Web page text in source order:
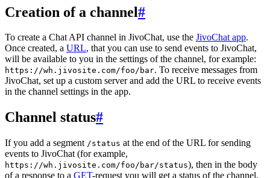
Creation of a channel#
To create a Chat API channel in JivoChat, use the JivoChat app.
Once created, a URL, that you can use to send events to JivoChat,
will be available to you in the settings of the channel, for example:
https://wh.jivosite.com/foo/bar. To receive messages from
JivoChat, set up a custom server and add the URL to receive events
in the channel settings in the app.
Channel status#
If you add a segment /status at the end of the URL for sending
events to JivoChat (for example,
https://wh.jivosite.com/foo/bar/status), then in the body
of a response to a GET-request you will get a status of the channel,